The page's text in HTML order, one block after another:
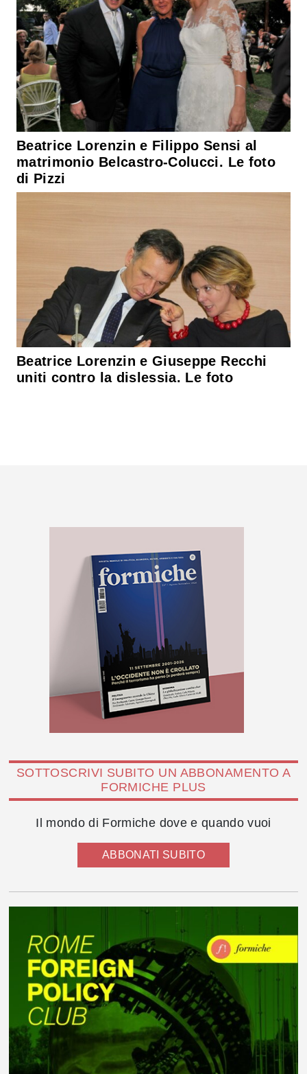
Beatrice Lorenzin e Filippo Sensi al
matrimonio Belcastro-Colucci. Le foto
di Pizzi
Beatrice Lorenzin e Giuseppe Recchi
uniti contro la dislessia. Le foto
SOTTOSCRIVI SUBITO UN ABBONAMENTO A
FORMICHE PLUS
Il mondo di Formiche dove e quando vuoi
ABBONATI SUBITO